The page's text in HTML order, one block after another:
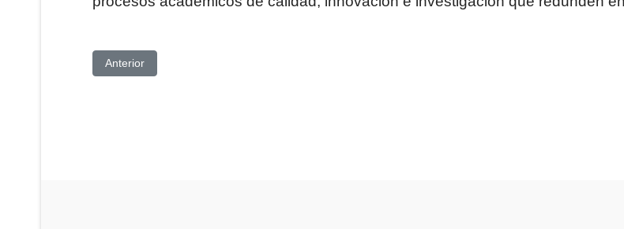
Artículo anterior: UPSE FORTALECE VÍNCULOS ACADÉMICOS CON DELEGACIÓN DE LA ESPOCH
Anterior